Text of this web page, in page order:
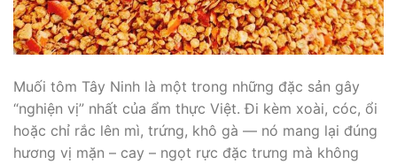
Muối tôm Tây Ninh là một trong những đặc sản gây
“nghiện vị” nhất của ẩm thực Việt. Đi kèm xoài, cóc, ổi
hoặc chỉ rắc lên mì, trứng, khô gà — nó mang lại đúng
hương vị mặn – cay – ngọt rực đặc trưng mà không